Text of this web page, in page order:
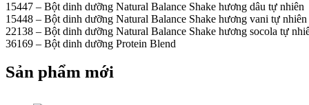
15447 – Bột dinh dưỡng Natural Balance Shake hương dâu tự nhiên
15448 – Bột dinh dưỡng Natural Balance Shake hương vani tự nhiên
22138 – Bột dinh dưỡng Natural Balance Shake hương socola tự
36169 – Bột dinh dưỡng Protein Blend
Sản phẩm mới